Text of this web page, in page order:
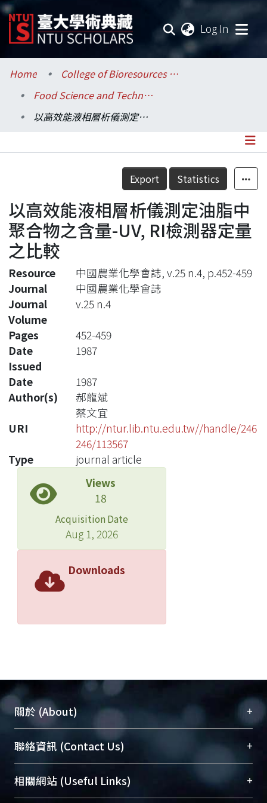
Log In
Communities & Collections
Research Outputs
Statistics
Home
College of Bioresources and Agriculture / 生物資源暨農學院
Food Science and Technology / 食品科技研究所
以高效能液相層析儀測定油脂中聚合物之含量-UV, RI檢測器定量之比較
Details
Export Statistics
以高效能液相層析儀測定油脂中
聚合物之含量-UV, RI檢測器定量
之比較
Resource
中國農業化學會誌, v.25 n.4, p.452-459
Journal
中國農業化學會誌
Journal
Volume
v.25 n.4
Pages
452-459
Date
Issued
1987
Date
1987
Author(s)
郝龍斌
蔡文宜
URI
http://ntur.lib.ntu.edu.tw//handle/246
246/113567
Type
journal article
Views
18
Acquisition Date
Aug 1, 2026
Downloads
關於 (About) +
臺大位居世界頂尖大學之列，為永久珍藏及向國際
展現本校豐碩的研究成果及學術能量，圖書館整合
機構典藏（NTUR）與學術庫（AH）不同功能平
台，成為臺大學術典藏NTU scholars。期能整合研
聯絡資訊 (Contact Us) +
總館學科館員(Main Library)
醫學圖書館學科館員(Medical Library)
相關網站 (Useful Links) +